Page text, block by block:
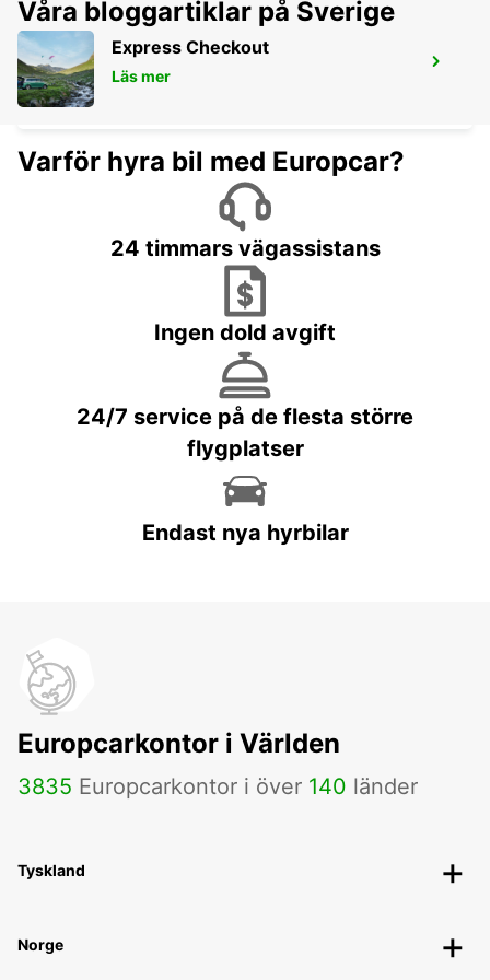
MOSSEL BAY
MOSSEL BAY - SOUTH AFRICA
Våra bloggartiklar på Sverige
Express Checkout
Läs mer
Varför hyra bil med Europcar?
24 timmars vägassistans
Ingen dold avgift
24/7 service på de flesta större
flygplatser
Endast nya hyrbilar
Europcarkontor i Världen
3835 Europcarkontor i över 140 länder
Tyskland
Norge